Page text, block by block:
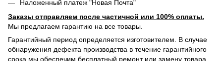
Наложенный платеж "Новая Почта"
Заказы отправляем после частичной или 100% оплаты.
Мы предлагаем гарантию на все товары.
Гарантийный период определяется изготовителем. В случае
обнаружения дефекта производства в течение гарантийного
срока мы обеспечим бесплатный ремонт или замену товара.